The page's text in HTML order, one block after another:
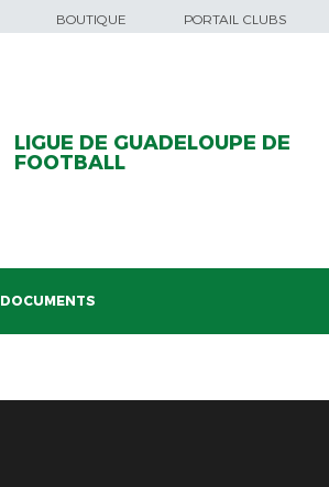
BOUTIQUE PORTAIL CLUBS
LIGUE DE GUADELOUPE DE
FOOTBALL
DOCUMENTS